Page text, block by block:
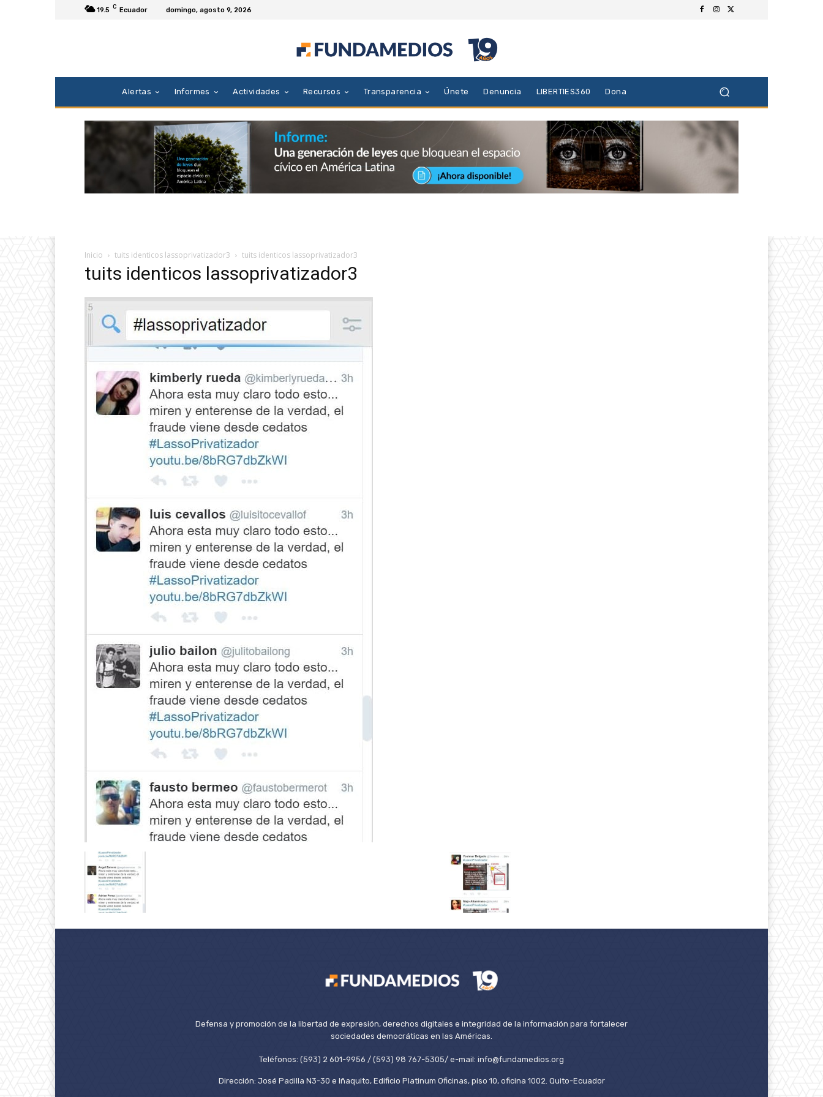
19.5 C Ecuador domingo, agosto 9, 2026
Alertas Informes Actividades Recursos Transparencia Únete Denuncia LIBERTIES360 Dona
Inicio tuits identicos lassoprivatizador3 tuits identicos lassoprivatizador3
tuits identicos lassoprivatizador3
Defensa y promoción de la libertad de expresión, derechos digitales e integridad de la información para fortalecer
sociedades democráticas en las Américas.
Teléfonos: (593) 2 601-9956 / (593) 98 767-5305/ e-mail: info@fundamedios.org
Dirección: José Padilla N3-30 e Iñaquito, Edificio Platinum Oficinas, piso 10, oficina 1002. Quito-Ecuador